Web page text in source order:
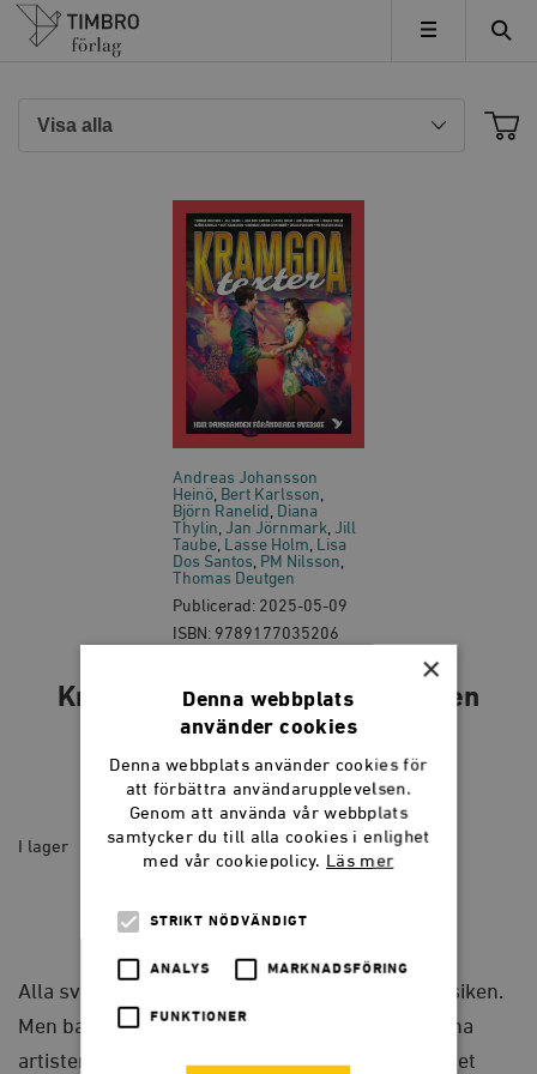
Timbro
MENY
Andreas Johansson
Heinö Bert Karlsson
Björn Ranelid
Diana
Thylin Jan Jörnmark Jill
Taube Lasse Holm
Lisa
Dos Santos
PM Nilsson
Thomas Deutgen
Publicerad: 2025-05-09
ISBN: 9789177035206
Kramgoa texter: Hur dansbanden
förändrade Sverige
259kr
I lager
texter:
Hur
förändrade
Sverige
LÄGG I VARUKORG
Alla svenskar har en relation till dansbandsmusiken.
Men bakom de välkända sångerna och omskrivna
artisterna finns en sällan berättad historia om det
×
Denna webbplats
använder cookies
Denna webbplats använder cookies för
att förbättra användarupplevelsen.
Genom att använda vår webbplats
samtycker du till alla cookies i enlighet
med vår cookiepolicy. Läs mer
STRIKT NÖDVÄNDIGT
ANALYS MARKNADSFÖRING
FUNKTIONER